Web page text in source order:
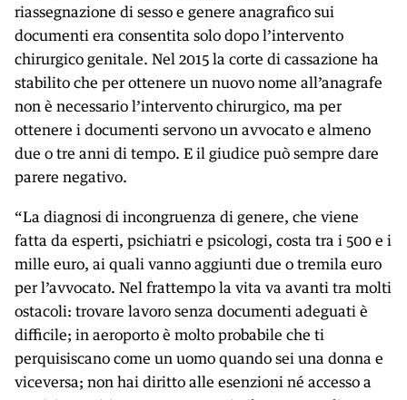
riassegnazione di sesso e genere anagrafico sui
documenti era consentita solo dopo l’intervento
chirurgico genitale. Nel 2015 la corte di cassazione ha
stabilito che per ottenere un nuovo nome all’anagrafe
non è necessario l’intervento chirurgico, ma per
ottenere i documenti servono un avvocato e almeno
due o tre anni di tempo. E il giudice può sempre dare
parere negativo.
“La diagnosi di incongruenza di genere, che viene
fatta da esperti, psichiatri e psicologi, costa tra i 500 e i
mille euro, ai quali vanno aggiunti due o tremila euro
per l’avvocato. Nel frattempo la vita va avanti tra molti
ostacoli: trovare lavoro senza documenti adeguati è
difficile; in aeroporto è molto probabile che ti
perquisiscano come un uomo quando sei una donna e
viceversa; non hai diritto alle esenzioni né accesso a